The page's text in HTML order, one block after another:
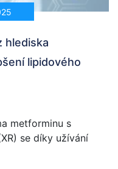
hlediska
lipidového
metforminu s
se díky užívání